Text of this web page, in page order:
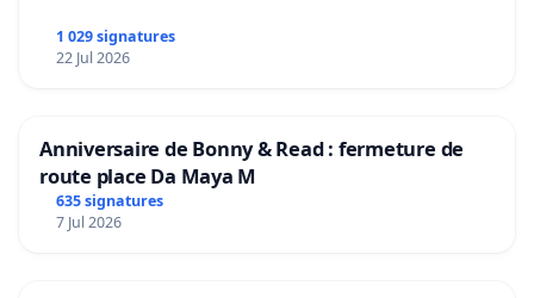
1 029 signatures
22 Jul 2026
Anniversaire de Bonny & Read : fermeture de
route place Da Maya M
635 signatures
7 Jul 2026